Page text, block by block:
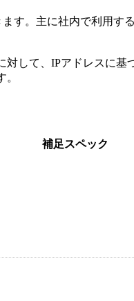
す。主に社内で利用す
対して、IPアドレスに
補足スペック